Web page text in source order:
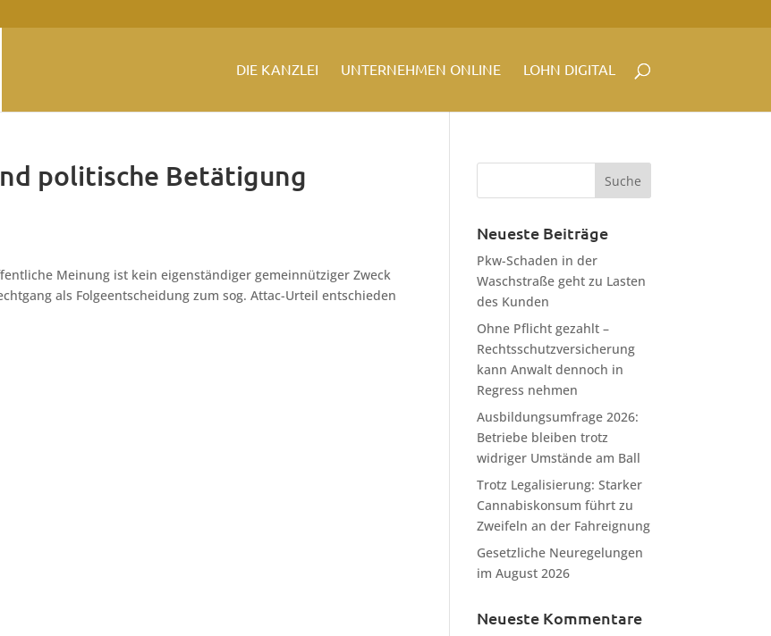
DIE KANZLEI UNTERNEHMEN ONLINE LOHN DIGITAL
politische Betätigung
Meinung ist kein eigenständiger gemeinnütziger Zweck
als Folgeentscheidung zum sog. Attac-Urteil entschieden
Neueste Beiträge
Pkw-Schaden in der
Waschstraße geht zu Lasten
des Kunden
Ohne Pflicht gezahlt –
Rechtsschutzversicherung
kann Anwalt dennoch in
Regress nehmen
Ausbildungsumfrage 2026:
Betriebe bleiben trotz
widriger Umstände am Ball
Trotz Legalisierung: Starker
Cannabiskonsum führt zu
Zweifeln an der Fahreignung
Gesetzliche Neuregelungen
im August 2026
Neueste Kommentare